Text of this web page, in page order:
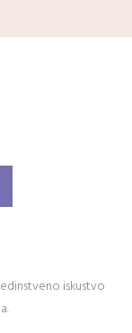
iskustvo